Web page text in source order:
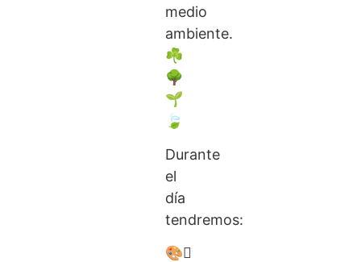
medio
ambiente.
☘
🌳
🌱
🍃
Durante
el
día
tendremos:
🎨🫟